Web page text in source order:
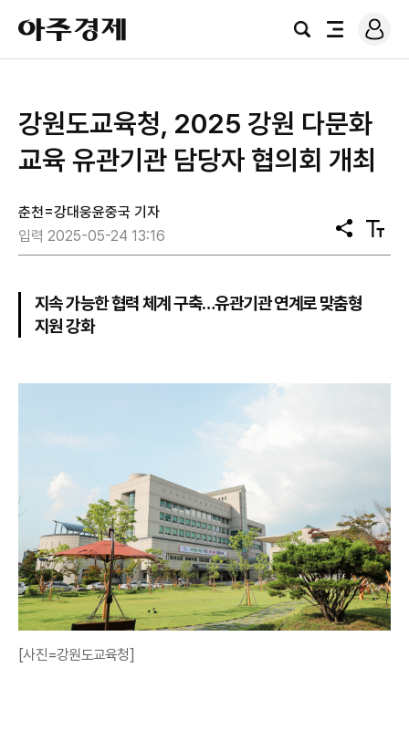
아
주
경
검
전
로
그
강원도교육청, 2025 강원 다문화
교육 유관기관 담당자 협의회 개최
춘천=강대웅윤중국 기자
입력 2025-05-24 13:16
공
유
텍
스
지속 가능한 협력 체계 구축…유관기관 연계로 맞춤형
지원 강화
[사진=강원도교육청]